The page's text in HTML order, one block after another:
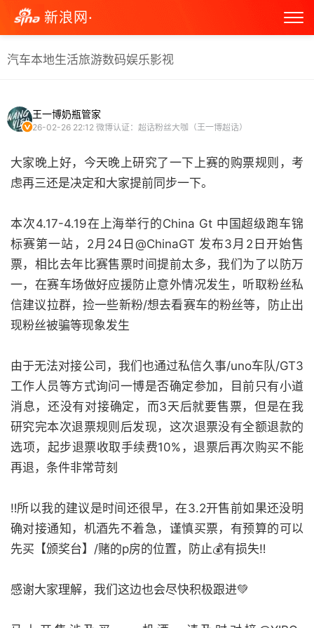
新浪网·
汽车本地生活旅游数码娱乐影视
王一博奶瓶管家
26-02-26 22:12 微博认证：超话粉丝大咖（王一博超话）
大家晚上好，今天晚上研究了一下上赛的购票规则，考
虑再三还是决定和大家提前同步一下。
本次4.17-4.19在上海举行的China Gt 中国超级跑车锦
标赛第一站，2月24日@ChinaGT 发布3月2日开始售
票，相比去年比赛售票时间提前太多，我们为了以防万
一，在赛车场做好应援防止意外情况发生，听取粉丝私
信建议拉群，捡一些新粉/想去看赛车的粉丝等，防止出
现粉丝被骗等现象发生
由于无法对接公司，我们也通过私信久事/uno车队/GT3
工作人员等方式询问一博是否确定参加，目前只有小道
消息，还没有对接确定，而3天后就要售票，但是在我
研究完本次退票规则后发现，这次退票没有全额退款的
选项，起步退票收取手续费10%，退票后再次购买不能
再退，条件非常苛刻
‼️所以我的建议是时间还很早，在3.2开售前如果还没明
确对接通知，机酒先不着急，谨慎买票，有预算的可以
先买【颁奖台】/赌的p房的位置，防止💰有损失‼️
感谢大家理解，我们这边也会尽快积极跟进💚